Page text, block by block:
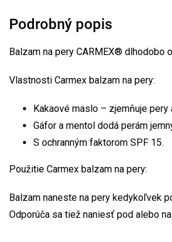
Podrobný popis
Balzam na pery CARMEX® dlhodobo
Vlastnosti Carmex balzam na pery:
Kakaové maslo – zjemňuje
Gáfor a mentol dodá perám
S ochranným faktorom SPF 15.
Použitie Carmex balzam na pery:
Balzam naneste na pery kedykoľvek
Odporúča sa tiež naniesť pod alebo